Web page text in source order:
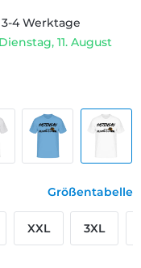
4 Werktage
11. August
Größentabelle
XXL 3XL